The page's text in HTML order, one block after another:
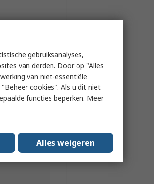
1
gebruiksanalyses,
van derden. Door op "Alles
van niet-essentiële
cookies". Als u dit niet
functies beperken. Meer
Alles weigeren